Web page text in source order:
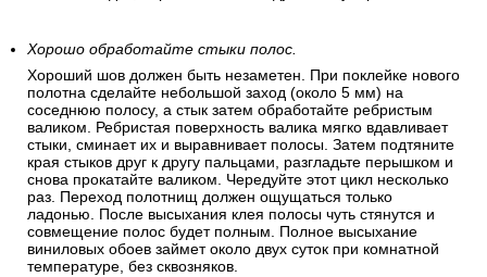
Хорошо обработайте стыки полос.
Хороший шов должен быть незаметен. При поклейке нового
полотна сделайте небольшой заход (около 5 мм) на
соседнюю полосу, а стык затем обработайте ребристым
валиком. Ребристая поверхность валика мягко вдавливает
стыки, сминает их и выравнивает полосы. Затем подтяните
края стыков друг к другу пальцами, разгладьте перышком и
снова прокатайте валиком. Чередуйте этот цикл несколько
раз. Переход полотнищ должен ощущаться только
ладонью. После высыхания клея полосы чуть стянутся и
совмещение полос будет полным. Полное высыхание
виниловых обоев займет около двух суток при комнатной
температуре, без сквозняков.